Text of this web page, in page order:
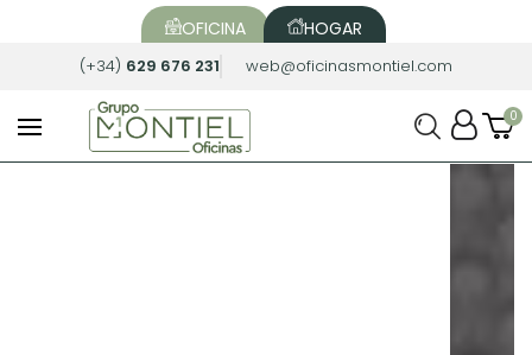
OFICINA HOGAR
(+34) 629 676 231 web@oficinasmontiel.com